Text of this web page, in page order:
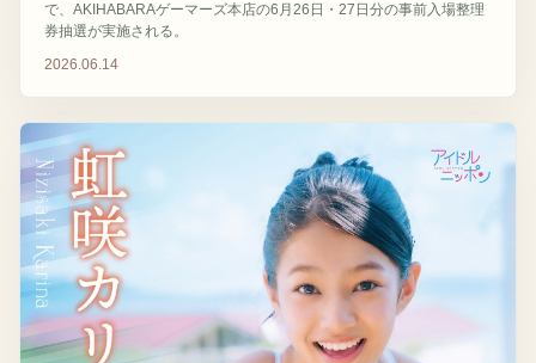
で、AKIHABARAゲーマーズ本店の6月26日・27日分の事前入場整理
券抽選が実施される。
2026.06.14